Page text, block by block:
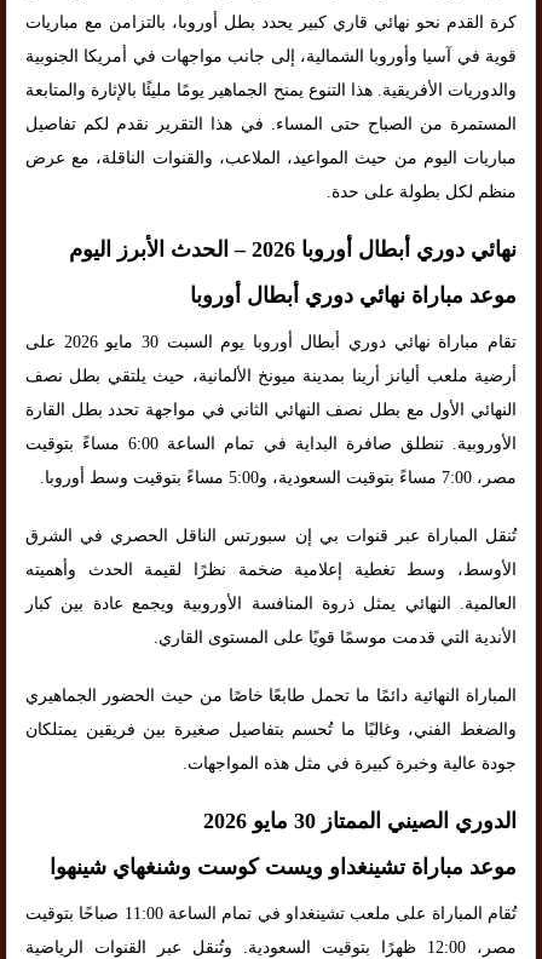
كرة القدم نحو نهائي قاري كبير يحدد بطل أوروبا، بالتزامن مع مباريات
قوية في آسيا وأوروبا الشمالية، إلى جانب مواجهات في أمريكا الجنوبية
والدوريات الأفريقية. هذا التنوع يمنح الجماهير يومًا مليئًا بالإثارة والمتابعة
المستمرة من الصباح حتى المساء. في هذا التقرير نقدم لكم تفاصيل
مباريات اليوم من حيث المواعيد، الملاعب، والقنوات الناقلة، مع عرض
منظم لكل بطولة على حدة.
نهائي دوري أبطال أوروبا 2026 – الحدث الأبرز اليوم
موعد مباراة نهائي دوري أبطال أوروبا
تقام مباراة نهائي دوري أبطال أوروبا يوم السبت 30 مايو 2026 على
أرضية ملعب أليانز أرينا بمدينة ميونخ الألمانية، حيث يلتقي بطل نصف
النهائي الأول مع بطل نصف النهائي الثاني في مواجهة تحدد بطل القارة
الأوروبية. تنطلق صافرة البداية في تمام الساعة 6:00 مساءً بتوقيت
مصر، 7:00 مساءً بتوقيت السعودية، و5:00 مساءً بتوقيت وسط أوروبا.
تُنقل المباراة عبر قنوات بي إن سبورتس الناقل الحصري في الشرق
الأوسط، وسط تغطية إعلامية ضخمة نظرًا لقيمة الحدث وأهميته
العالمية. النهائي يمثل ذروة المنافسة الأوروبية ويجمع عادة بين كبار
الأندية التي قدمت موسمًا قويًا على المستوى القاري.
المباراة النهائية دائمًا ما تحمل طابعًا خاصًا من حيث الحضور الجماهيري
والضغط الفني، وغالبًا ما تُحسم بتفاصيل صغيرة بين فريقين يمتلكان
جودة عالية وخبرة كبيرة في مثل هذه المواجهات.
الدوري الصيني الممتاز 30 مايو 2026
موعد مباراة تشينغداو ويست كوست وشنغهاي شينهوا
تُقام المباراة على ملعب تشينغداو في تمام الساعة 11:00 صباحًا بتوقيت
مصر، 12:00 ظهرًا بتوقيت السعودية. وتُنقل عبر القنوات الرياضية